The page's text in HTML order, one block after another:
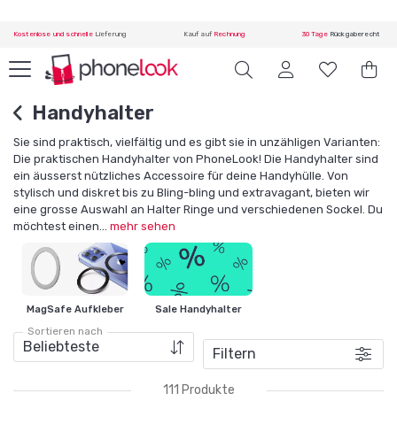
Kostenlose und schnelleLieferung Kauf auf Rechnung 30 TageRückgaberecht
Handyhalter
Sie sind praktisch, vielfältig und es gibt sie in unzähligen Varianten:
Die praktischen Handyhalter von PhoneLook! Die Handyhalter sind
ein äusserst nützliches Accessoire für deine Handyhülle. Von
stylisch und diskret bis zu Bling-bling und extravagant, bieten wir
eine grosse Auswahl an Halter Ringe und verschiedenen Sockel. Du
möchtest einen... mehr sehen
MagSafe Aufkleber Sale Handyhalter
Sortieren nach
Filtern
111 Produkte